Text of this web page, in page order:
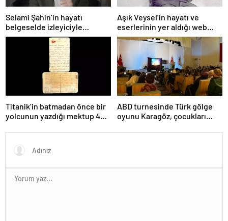
Selami Şahin’in hayatı
belgeselde izleyiciyle
buluşacak
Aşık Veysel’in hayatı ve
eserlerinin yer aldığı web
portalı hizmete girdi
Titanik’in batmadan önce bir
yolcunun yazdığı mektup 400
ABD turnesinde Türk gölge
oyunu Karagöz, çocukları